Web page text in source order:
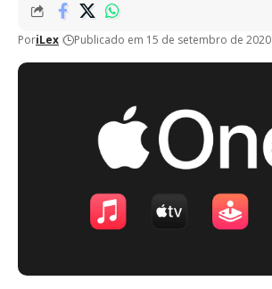
PoriLex Publicado em 15 de setembro de 2020